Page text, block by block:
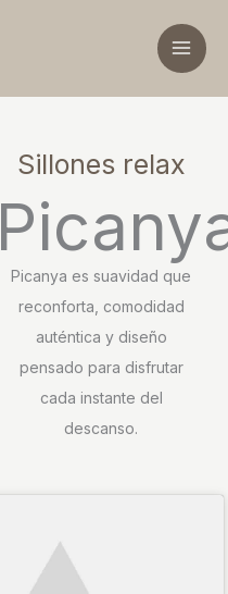
Sillones relax
Picanya es suavidad que
reconforta, comodidad
auténtica y diseño
pensado para disfrutar
cada instante del
descanso.